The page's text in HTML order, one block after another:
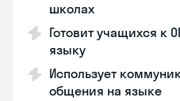
школах
Готовит учащихся к
языку
Использует
общения на языке